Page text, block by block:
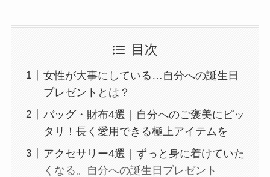
目次
女性が大事にしている…自分への誕生日
プレゼントとは？
バッグ・財布4選｜自分へのご褒美にピッ
タリ！長く愛用できる極上アイテムを
アクセサリー4選｜ずっと身に着けていた
くなる。自分への誕生日プレゼント